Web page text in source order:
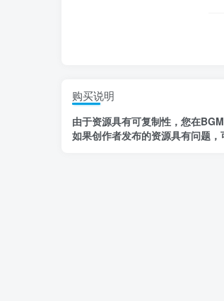
购买说明
由于资源具有可复制性， 您在
如果创作者发布的资源具有问题 ，